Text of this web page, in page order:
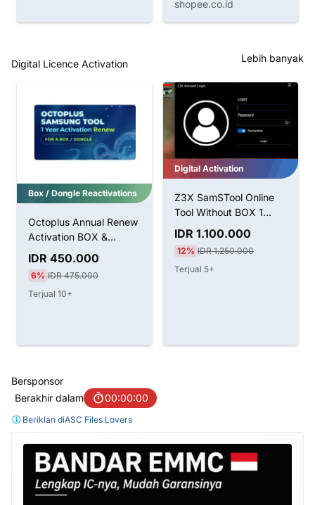
shopee.co.id
Digital Licence Activation Lebih banyak
Box / Dongle Reactivations
Octoplus Annual Renew
Activation BOX &
Dongle
IDR 450.000
6% IDR 475.000
Terjual 10+
Digital Activation
Z3X SamSTool Online
Tool Without BOX 1
Tahun Aktivasi
IDR 1.100.000
12% IDR 1.250.000
Terjual 5+
Bersponsor
Berakhir dalam
00:00:00
Beriklan diASC Files Lovers